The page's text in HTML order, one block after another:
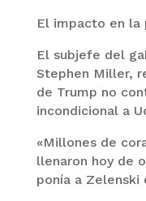
El impacto en
El subjefe del
Stephen Miller,
de Trump no
incondicional a
«Millones de
llenaron hoy de
ponía a Zelenski